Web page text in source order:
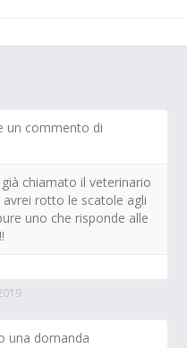
un commento di
chiamato il veterinario
rotto le scatole agli
uno che risponde alle
una domanda